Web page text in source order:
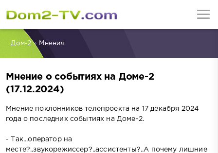
Дом-2» Мнения
Мнение о событиях на Доме-2
(17.12.2024)
Мнение поклонников телепроекта на 17 декабря 2024
года о последних событиях на Доме-2.
- Так...оператор на
месте?..звукорежиссер?..ассистенты?..А почему лишние